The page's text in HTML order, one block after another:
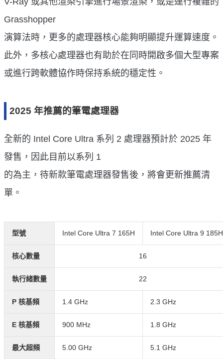
Grasshopper
演算法時，更多的處理器核心能夠明顯提升運算速度。
此外，多核心處理器也有助於在同時開啟多個大型專案
或進行跨軟體協作時保持系統的穩定性。
2025 年推薦的筆電處理器
全新的 Intel Core Ultra 系列 2 處理器預計於 2025 年
發售，因此目前以系列 1
的為主，待新款筆電處理器發售後，將會更新推薦清
單。
型號 Intel Core Ultra 7 165H Intel Core Ultra 9 185H
核心數量 16
執行緒數量 22
P 核基頻 1.4 GHz 2.3 GHz
E 核基頻 900 MHz 1.8 GHz
最大超頻 5.00 GHz 5.1 GHz